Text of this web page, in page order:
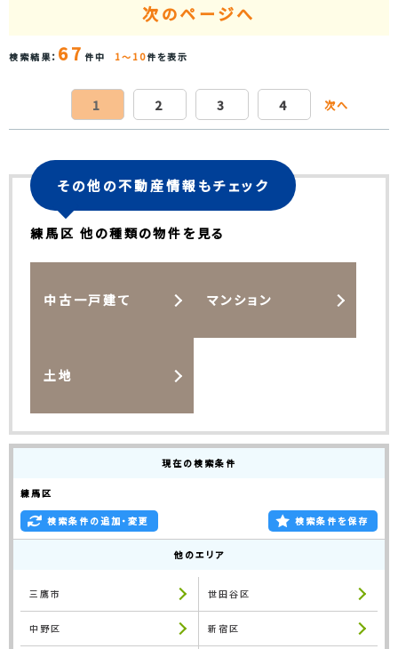
次のページへ
検索結果： 67 件中 1～10件を表示
1 2 3 4 次へ
その他の不動産情報もチェック
練馬区 他の種類の物件を見る
中古一戸建て マンション
土地
現在の検索条件
練馬区
検索条件の追加・変更 検索条件を保存
他のエリア
三鷹市 世田谷区
中野区 新宿区